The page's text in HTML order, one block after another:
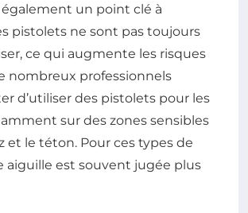
également un point clé à
pistolets ne sont pas toujours
ce qui augmente les risques
nombreux professionnels
d’utiliser des pistolets pour les
sur des zones sensibles
et le téton. Pour ces types de
aiguille est souvent jugée plus